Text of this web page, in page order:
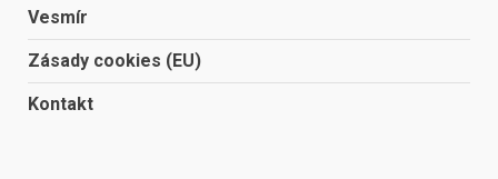
Vesmír
Zásady cookies (EU)
Kontakt